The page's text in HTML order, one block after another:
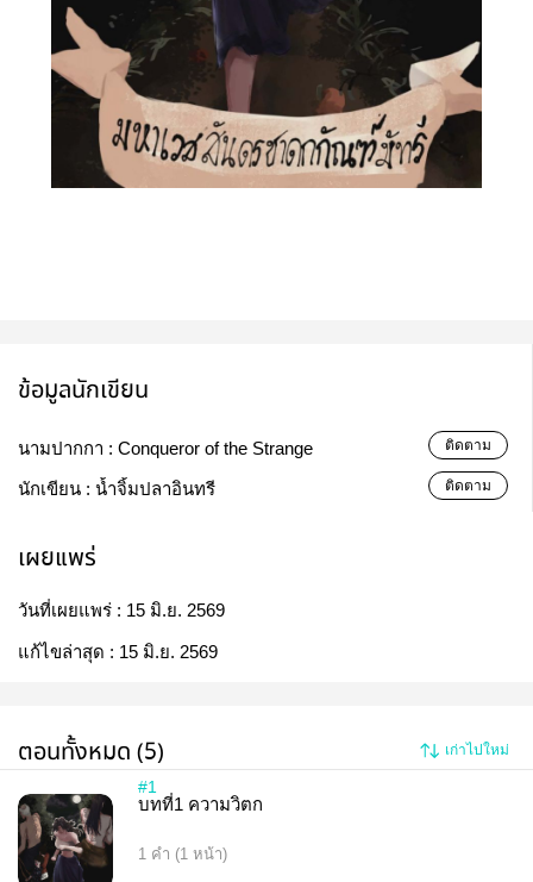
ข้อมูลนักเขียน
นามปากกา : Conqueror of the Strange ติดตาม
นักเขียน : น้ำจิ้มปลาอินทรี​ ติดตาม
เผยแพร่
วันที่เผยแพร่ : 15 มิ.ย. 2569
แก้ไขล่าสุด : 15 มิ.ย. 2569
ตอนทั้งหมด (5) เก่าไปใหม่
#1
บทที่1 ความวิตก
1 คำ (1 หน้า)